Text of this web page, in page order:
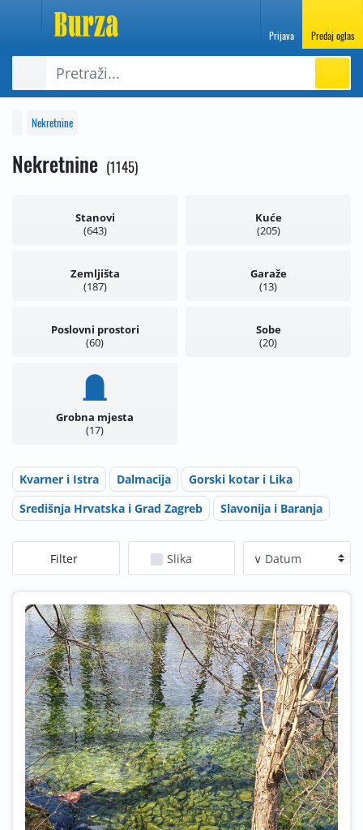
Prijava Predaj oglas
Nekretnine
Nekretnine 1145
Stanovi
643
Kuće
205
Zemljišta
187
Garaže
13
Poslovni prostori
60
Sobe
20
Grobna mjesta
17
Kvarner i Istra Dalmacija
Gorski kotar i Lika
Središnja Hrvatska i Grad Zagreb
Slavonija i Baranja
Filter Slika